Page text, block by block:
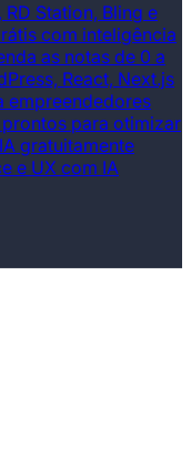
RD Station, Bling e
com inteligência
as notas de 0 a
React, Next.js
empreendedores
para otimizar
gratuitamente
e UX com IA